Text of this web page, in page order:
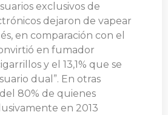
exclusivos de
dejaron de vapear
en comparación con el
en fumador
y el 13,1% que se
dual”. En otras
80% de quienes
en 2013